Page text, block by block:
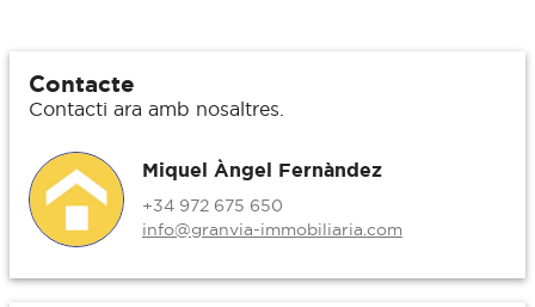
Contacte
Contacti ara amb nosaltres.
Miquel Àngel Fernàndez
+34 972 675 650
info@granvia-immobiliaria.com